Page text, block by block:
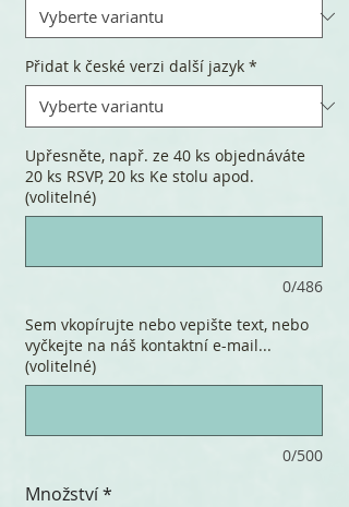
Přidat k české verzi další jazyk *
Upřesněte, např. ze 40 ks objednáváte
20 ks RSVP, 20 ks Ke stolu apod.
(volitelné)
0/486
Sem vkopírujte nebo vepište text, nebo
vyčkejte na náš kontaktní e-mail...
(volitelné)
0/500
Množství*